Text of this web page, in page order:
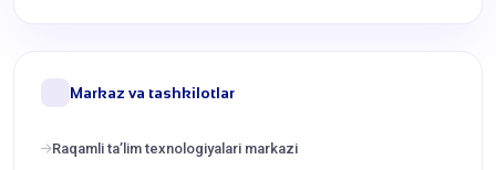
Markaz va tashkilotlar
Raqamli ta’lim texnologiyalari markazi